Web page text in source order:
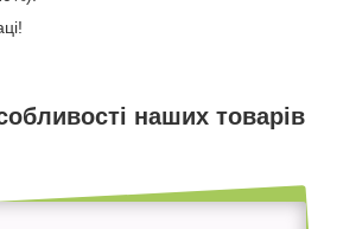
наших товарів